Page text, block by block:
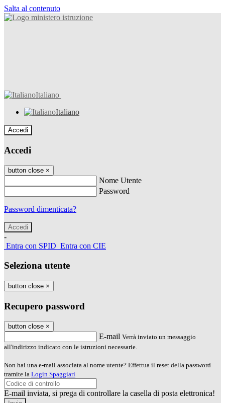
Salta al contenuto
Italiano
Italiano
Accedi
Accedi
button close ×
Nome Utente
Password
Password dimenticata?
-
Entra con SPID Entra con CIE
Seleziona utente
button close ×
Recupero password
button close ×
E-mail Verrà inviato un messaggio
all'indirizzo indicato con le istruzioni necessarie.
Non hai una e-mail associata al nome utente? Effettua il reset della password
tramite la Login Spaggiari
E-mail inviata, si prega di controllare la casella di posta elettronica!